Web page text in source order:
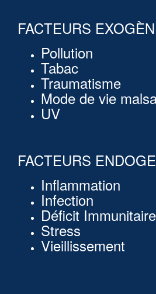
FACTEURS
Pollution
Tabac
Traumatisme
Mode de vie
UV
FACTEURS
Inflammation
Infection
Déficit Immunitaire
Stress
Vieillissement